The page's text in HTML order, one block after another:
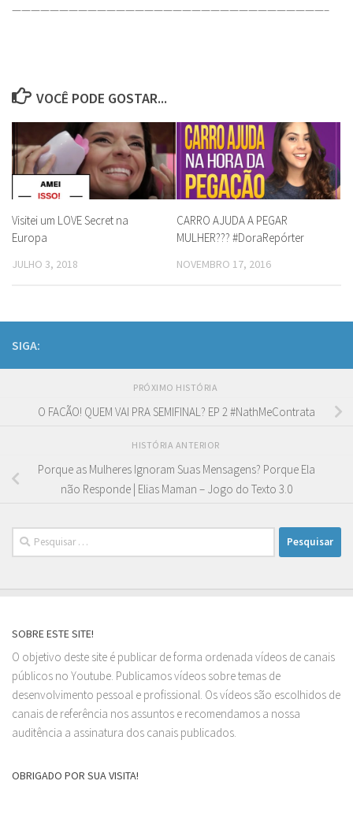
—————————————————————————————————–
VOCÊ PODE GOSTAR...
Visitei um LOVE Secret na
Europa
JULHO 3, 2018
CARRO AJUDA A PEGAR
MULHER??? #DoraRepórter
NOVEMBRO 17, 2016
SIGA:
PRÓXIMO HISTÓRIA
O FACÃO! QUEM VAI PRA SEMIFINAL? EP 2 #NathMeContrata
HISTÓRIA ANTERIOR
Porque as Mulheres Ignoram Suas Mensagens? Porque Ela
não Responde | Elias Maman – Jogo do Texto 3.0
Pesquisar
por:
SOBRE ESTE SITE!
O objetivo deste site é publicar de forma ordenada vídeos de canais
públicos no Youtube. Publicamos vídeos sobre temas de
desenvolvimento pessoal e profissional. Os vídeos são escolhidos de
canais de referência nos assuntos e recomendamos a nossa
auditência a assinatura dos canais publicados.
OBRIGADO POR SUA VISITA!